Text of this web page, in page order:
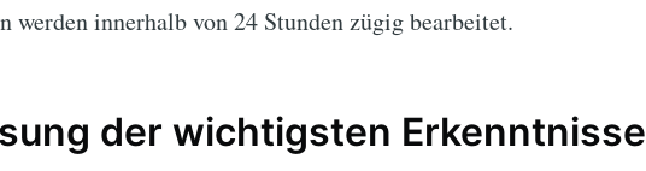
werden innerhalb von 24 Stunden zügig bearbeitet.
der wichtigsten Erkenntnisse